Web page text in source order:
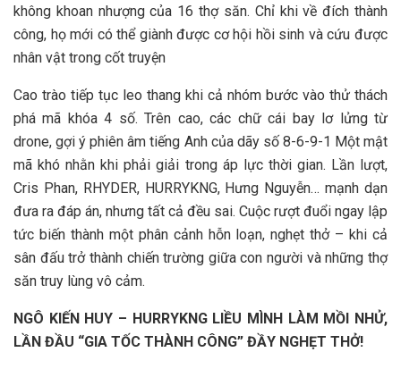
không khoan nhượng của 16 thợ săn. Chỉ khi về đích thành
công, họ mới có thể giành được cơ hội hồi sinh và cứu được
nhân vật trong cốt truyện
Cao trào tiếp tục leo thang khi cả nhóm bước vào thử thách
phá mã khóa 4 số. Trên cao, các chữ cái bay lơ lửng từ
drone, gợi ý phiên âm tiếng Anh của dãy số 8-6-9-1 Một mật
mã khó nhằn khi phải giải trong áp lực thời gian. Lần lượt,
Cris Phan, RHYDER, HURRYKNG, Hưng Nguyễn… mạnh dạn
đưa ra đáp án, nhưng tất cả đều sai. Cuộc rượt đuổi ngay lập
tức biến thành một phân cảnh hỗn loạn, nghẹt thở – khi cả
sân đấu trở thành chiến trường giữa con người và những thợ
săn truy lùng vô cảm.
NGÔ KIẾN HUY – HURRYKNG LIỀU MÌNH LÀM MỒI NHỬ,
LẦN ĐẦU “GIA TỐC THÀNH CÔNG” ĐẦY NGHẸT THỞ!